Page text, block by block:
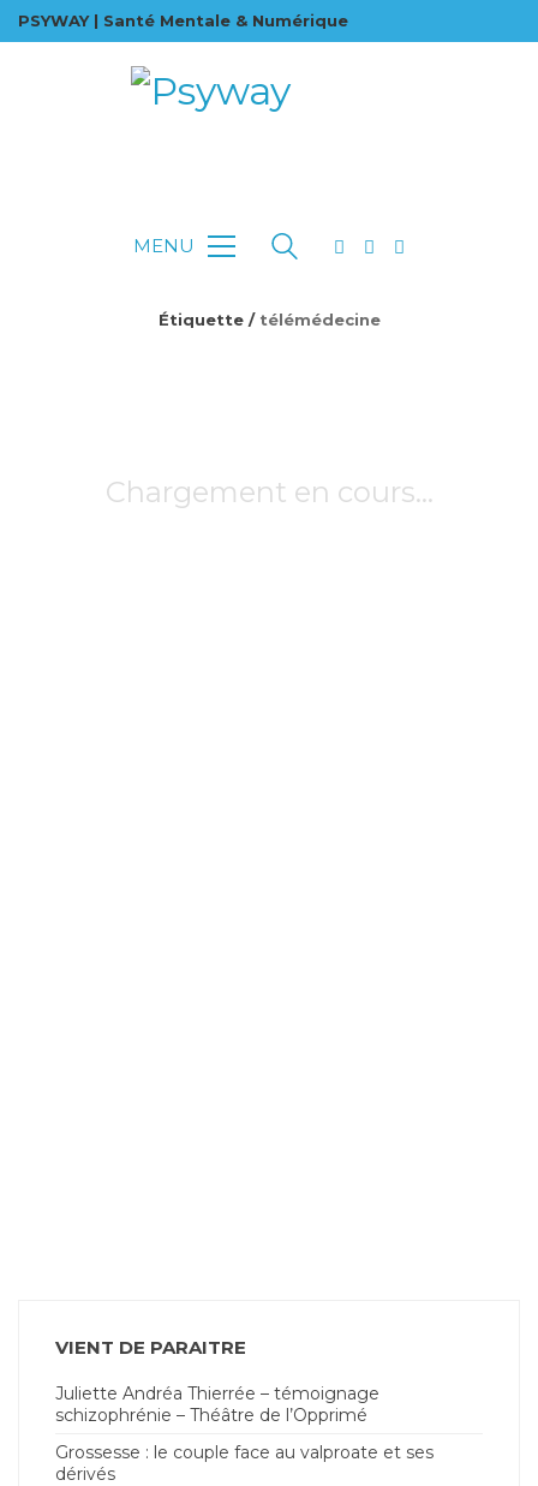
PSYWAY | Santé Mentale & Numérique
MENU
Étiquette / télémédecine
Chargement en cours…
VIENT DE PARAITRE
Juliette Andréa Thierrée – témoignage
schizophrénie – Théâtre de l’Opprimé
Grossesse : le couple face au valproate et ses
dérivés